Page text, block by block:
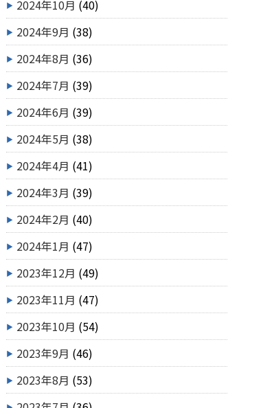
2024年10月 (40)
2024年9月 (38)
2024年8月 (36)
2024年7月 (39)
2024年6月 (39)
2024年5月 (38)
2024年4月 (41)
2024年3月 (39)
2024年2月 (40)
2024年1月 (47)
2023年12月 (49)
2023年11月 (47)
2023年10月 (54)
2023年9月 (46)
2023年8月 (53)